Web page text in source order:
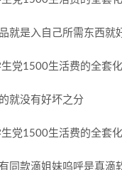
就是入自己所需东西就
就没有好坏之分
同款滴姐妹呜呼是真滴